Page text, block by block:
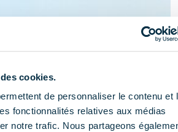
cookies.
de personnaliser le contenu et
fonctionnalités relatives aux médias
notre trafic. Nous partageons
en partenariat
Dentaire !